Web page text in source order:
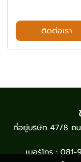
ติดต่อเรา
ที่อยู่บริษัท 47/8 ถน
เบอร์โทร :